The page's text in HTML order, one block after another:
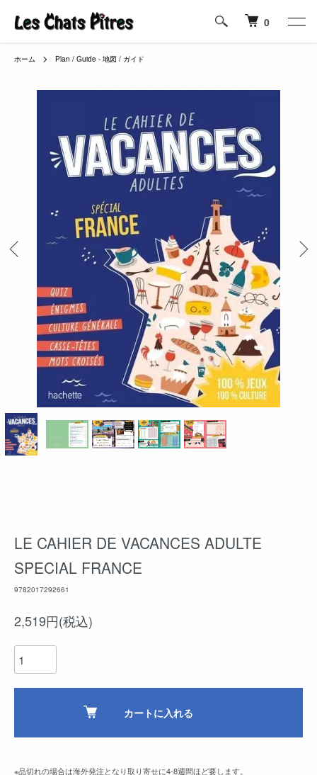
0
ホーム Plan / Guide - 地図 / ガイド
LE CAHIER DE VACANCES ADULTE
SPECIAL FRANCE
9782017292661
2,519円(税込)
カートに入れる
※品切れの場合は海外発注となり取り寄せに4-8週間ほど要します。